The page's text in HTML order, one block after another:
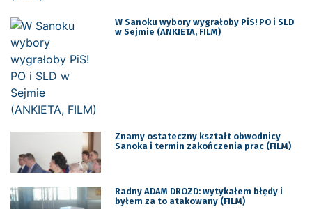
W Sanoku wybory wygrałoby PiS! PO i SLD
w Sejmie (ANKIETA, FILM)
Znamy ostateczny kształt obwodnicy
Sanoka i termin zakończenia prac (FILM)
Radny ADAM DROZD: wytykałem błędy i
byłem za to atakowany (FILM)